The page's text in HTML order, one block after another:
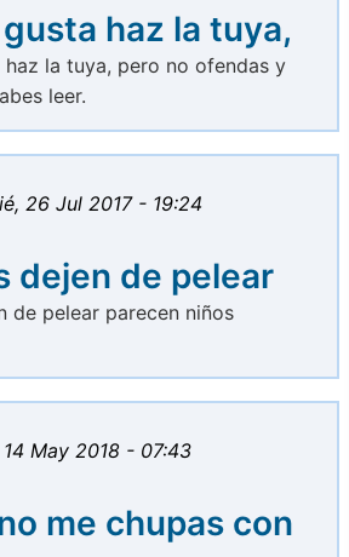
haz la tuya,
haz la tuya, pero no ofendas y
leer.
26 Jul 2017 - 19:24
dejen de pelear
de pelear parecen niños
14 May 2018 - 07:43
me chupas con